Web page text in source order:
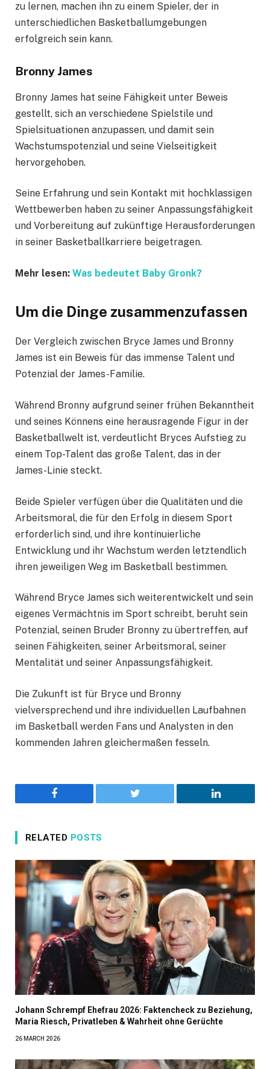
zu lernen, machen ihn zu einem Spieler, der in
unterschiedlichen Basketballumgebungen
erfolgreich sein kann.
Bronny James
Bronny James hat seine Fähigkeit unter Beweis
gestellt, sich an verschiedene Spielstile und
Spielsituationen anzupassen, und damit sein
Wachstumspotenzial und seine Vielseitigkeit
hervorgehoben.
Seine Erfahrung und sein Kontakt mit hochklassigen
Wettbewerben haben zu seiner Anpassungsfähigkeit
und Vorbereitung auf zukünftige Herausforderungen
in seiner Basketballkarriere beigetragen.
Mehr lesen: Was bedeutet Baby Gronk?
Um die Dinge zusammenzufassen
Der Vergleich zwischen Bryce James und Bronny
James ist ein Beweis für das immense Talent und
Potenzial der James-Familie.
Während Bronny aufgrund seiner frühen Bekanntheit
und seines Könnens eine herausragende Figur in der
Basketballwelt ist, verdeutlicht Bryces Aufstieg zu
einem Top-Talent das große Talent, das in der
James-Linie steckt.
Beide Spieler verfügen über die Qualitäten und die
Arbeitsmoral, die für den Erfolg in diesem Sport
erforderlich sind, und ihre kontinuierliche
Entwicklung und ihr Wachstum werden letztendlich
ihren jeweiligen Weg im Basketball bestimmen.
Während Bryce James sich weiterentwickelt und sein
eigenes Vermächtnis im Sport schreibt, beruht sein
Potenzial, seinen Bruder Bronny zu übertreffen, auf
seinen Fähigkeiten, seiner Arbeitsmoral, seiner
Mentalität und seiner Anpassungsfähigkeit.
Die Zukunft ist für Bryce und Bronny
vielversprechend und ihre individuellen Laufbahnen
im Basketball werden Fans und Analysten in den
kommenden Jahren gleichermaßen fesseln.
Facebook Twitter LinkedIn
RELATED POSTS
Johann Schrempf Ehefrau 2026: Faktencheck zu Beziehung,
Maria Riesch, Privatleben & Wahrheit ohne Gerüchte
26 MARCH 2026